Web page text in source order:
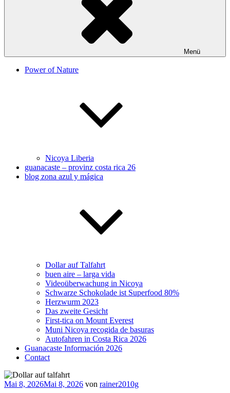
Menü
Power of Nature
Nicoya Liberia
guanacaste – provinz costa rica 26
blog zona azul y mágica
Dollar auf Talfahrt
buen aire – larga vida
Videoüberwachung in Nicoya
Schwarze Schokolade ist Superfood 80%
Herzwurm 2023
Das zweite Gesicht
First-tica on Mount Everest
Muni Nicoya recogida de basuras
Autofahren in Costa Rica 2026
Guanacaste Información 2026
Contact
Veröffentlicht
Mai 8, 2026Mai 8, 2026 von rainer2010g